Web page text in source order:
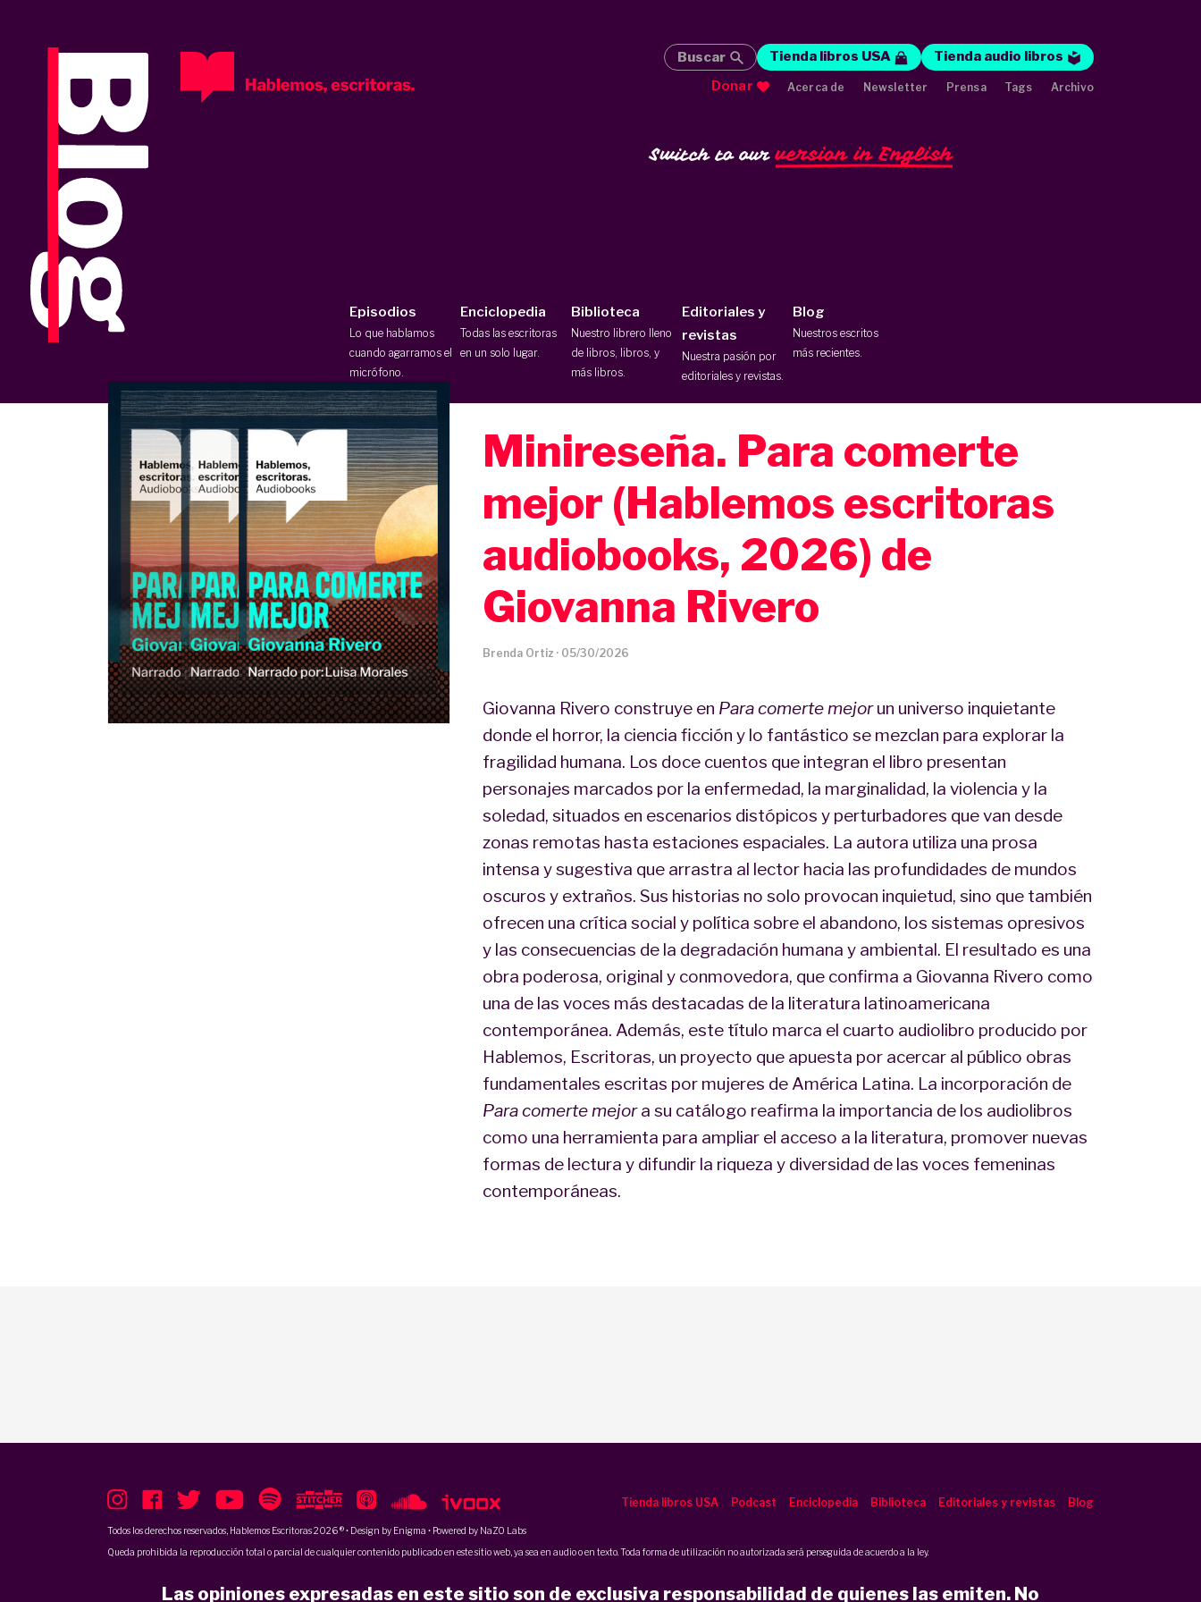
Switch to ourversion in English
Episodios
Lo que hablamos
cuando agarramos el
micrófono.
Enciclopedia
Todas las escritoras
en un solo lugar.
Biblioteca
Nuestro librero lleno
de libros, libros, y
más libros.
Editoriales y
revistas
Nuestra pasión por
editoriales y revistas.
Blog
Nuestros escritos
más recientes.
Buscar Tienda libros USA
Tienda audio libros
Donar
Acerca de Newsletter Prensa Tags Archivo
Minireseña. Para comerte
mejor (Hablemos escritoras
audiobooks, 2026) de
Giovanna Rivero
Brenda Ortiz· 05/30/2026
Giovanna Rivero construye en Para comerte mejorun universo inquietante
donde el horror, la ciencia ficción y lo fantástico se mezclan para explorar la
fragilidad humana. Los doce cuentos que integran el libro presentan
personajes marcados por la enfermedad, la marginalidad, la violencia y la
soledad, situados en escenarios distópicos y perturbadores que van desde
zonas remotas hasta estaciones espaciales. La autora utiliza una prosa
intensa y sugestiva que arrastra al lector hacia las profundidades de mundos
oscuros y extraños. Sus historias no solo provocan inquietud, sino que también
ofrecen una crítica social y política sobre el abandono, los sistemas opresivos
y las consecuencias de la degradación humana y ambiental. El resultado es una
obra poderosa, original y conmovedora, que confirma a Giovanna Rivero como
una de las voces más destacadas de la literatura latinoamericana
contemporánea. Además, este título marca el cuarto audiolibro producido por
Hablemos, Escritoras, un proyecto que apuesta por acercar al público obras
fundamentales escritas por mujeres de América Latina. La incorporación de
Para comerte mejora su catálogo reafirma la importancia de los audiolibros
como una herramienta para ampliar el acceso a la literatura, promover nuevas
formas de lectura y difundir la riqueza y diversidad de las voces femeninas
contemporáneas.
Tienda libros USA Podcast Enciclopedia Biblioteca Editoriales y revistas Blog
Todos los derechos reservados, Hablemos Escritoras 2026 ® • Design by Enigma • Powered by NaZO Labs
Queda prohibida la reproducción total o parcial de cualquier contenido publicado en este sitio web, ya sea en audio o en texto. Toda forma de utilización no autorizada será perseguida de acuerdo a la ley.
Las opiniones expresadas en este sitio son de exclusiva responsabilidad de quienes las emiten. No